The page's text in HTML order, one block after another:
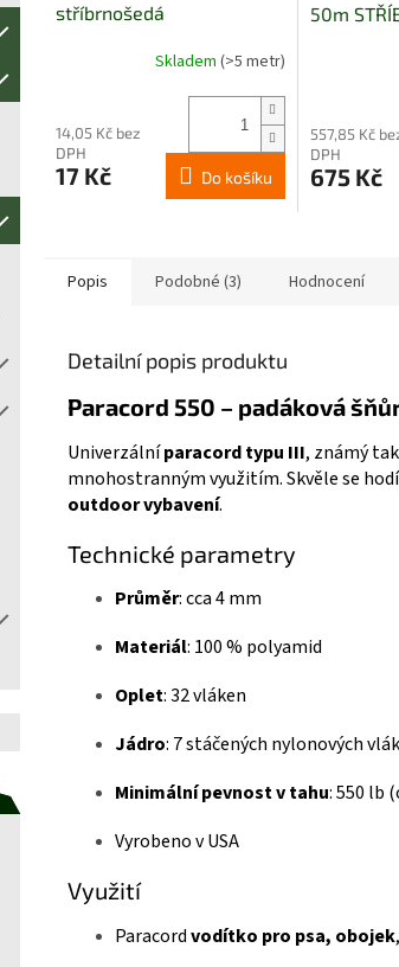
stříbrnošedá
Skladem (>5 metr)
14,05 Kč bez
DPH
17 Kč Do košíku
50m
557,85 Kč
DPH
675 Kč
Popis Podobné (3) Hodnocení
Detailní popis produktu
Paracord 550 – padáková
Univerzálníparacord typu III, známý
mnohostranným využitím. Skvěle se
outdoor vybavení.
Technické parametry
Průměr: cca 4 mm
Materiál: 100 % polyamid
Oplet: 32 vláken
Jádro: 7 stáčených nylonových
Minimální pevnost v tahu: 550 lb
Vyrobeno v USA
Využití
Paracordvodítko pro psa, obojek